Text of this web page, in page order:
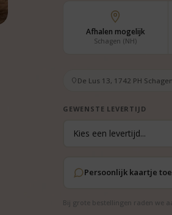
Afhalen mogelijk
Schagen (NH)
De Lus 13, 1742 PH
GEWENSTE LEVERTIJD
Persoonlijk kaartje
Bij grote bestellingen raden we